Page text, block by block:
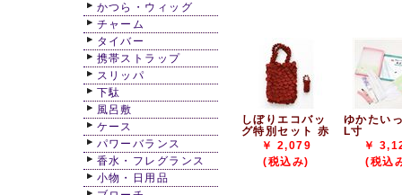
しぼりエコバッ
グ特別セット 赤
￥ 2,079
(税込み)
ゆかたい
L寸
￥
(税込
かつら・ウィッグ
チャーム
タイバー
携帯ストラップ
スリッパ
下駄
風呂敷
ケース
パワーバランス
香水・フレグランス
小物・日用品